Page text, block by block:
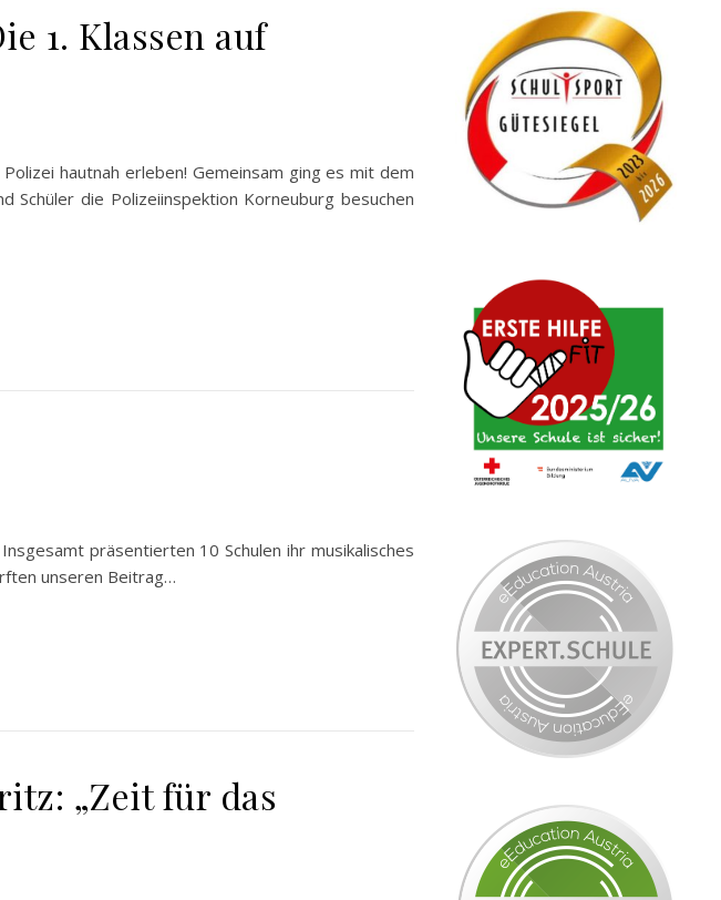
1. Klassen auf
hautnah erleben! Gemeinsam ging es mit dem
Schüler die Polizeiinspektion Korneuburg besuchen
präsentierten 10 Schulen ihr musikalisches
unseren Beitrag…
„Zeit für das